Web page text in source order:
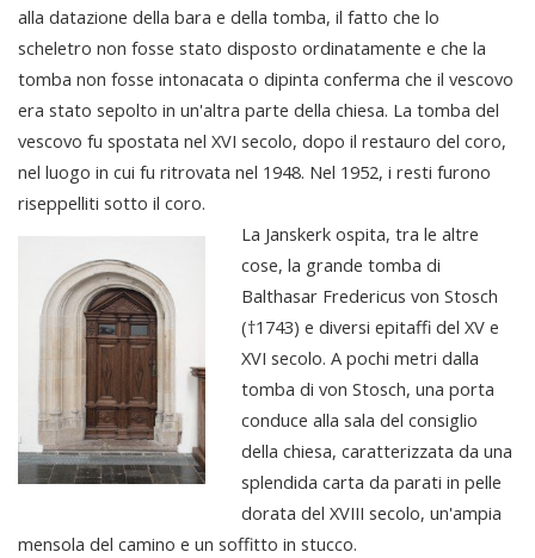
alla datazione della bara e della tomba, il fatto che lo
scheletro non fosse stato disposto ordinatamente e che la
tomba non fosse intonacata o dipinta conferma che il vescovo
era stato sepolto in un'altra parte della chiesa. La tomba del
vescovo fu spostata nel XVI secolo, dopo il restauro del coro,
nel luogo in cui fu ritrovata nel 1948. Nel 1952, i resti furono
riseppelliti sotto il coro.
La Janskerk ospita, tra le altre
cose, la grande tomba di
Balthasar Fredericus von Stosch
(†1743) e diversi epitaffi del XV e
XVI secolo. A pochi metri dalla
tomba di von Stosch, una porta
conduce alla sala del consiglio
della chiesa, caratterizzata da una
splendida carta da parati in pelle
dorata del XVIII secolo, un'ampia
mensola del camino e un soffitto in stucco.